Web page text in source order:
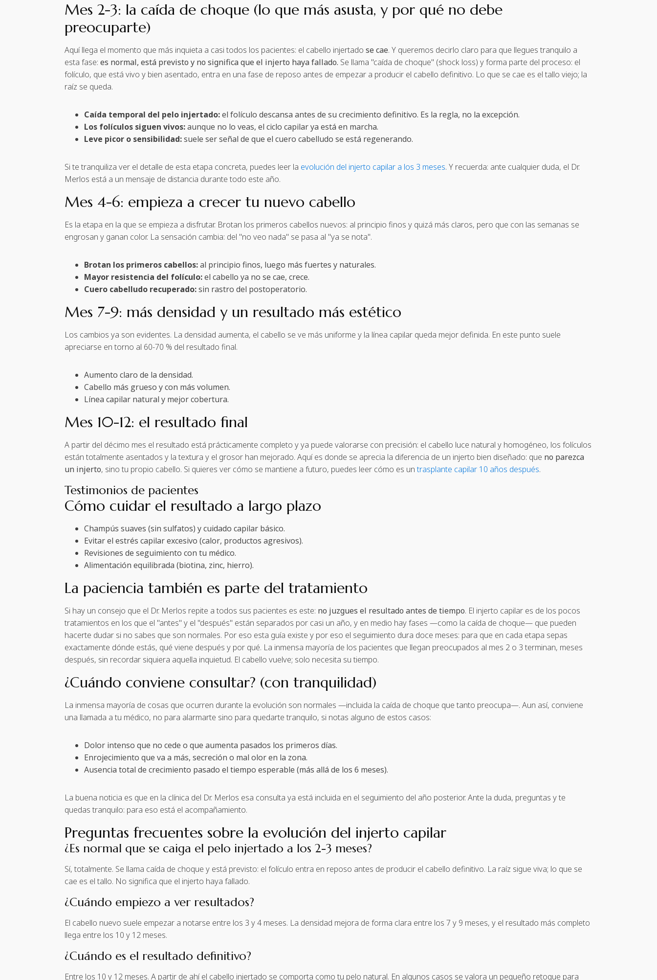
Mes 2-3: la caída de choque (lo que más asusta, y por qué no debe
preocuparte)
Aquí llega el momento que más inquieta a casi todos los pacientes: el cabello injertado se cae. Y queremos decirlo claro para que llegues tranquilo a
esta fase: es normal, está previsto y no significa que el injerto haya fallado. Se llama "caída de choque" (shock loss) y forma parte del proceso: el
folículo, que está vivo y bien asentado, entra en una fase de reposo antes de empezar a producir el cabello definitivo. Lo que se cae es el tallo viejo; la
raíz se queda.
Caída temporal del pelo injertado:el folículo descansa antes de su crecimiento definitivo. Es la regla, no la excepción.
Los folículos siguen vivos:aunque no lo veas, el ciclo capilar ya está en marcha.
Leve picor o sensibilidad:suele ser señal de que el cuero cabelludo se está regenerando.
Si te tranquiliza ver el detalle de esta etapa concreta, puedes leer la evolución del injerto capilar a los 3 meses. Y recuerda: ante cualquier duda, el Dr.
Merlos está a un mensaje de distancia durante todo este año.
Mes 4-6: empieza a crecer tu nuevo cabello
Es la etapa en la que se empieza a disfrutar. Brotan los primeros cabellos nuevos: al principio finos y quizá más claros, pero que con las semanas se
engrosan y ganan color. La sensación cambia: del "no veo nada" se pasa al "ya se nota".
Brotan los primeros cabellos:al principio finos, luego más fuertes y naturales.
Mayor resistencia del folículo:el cabello ya no se cae, crece.
Cuero cabelludo recuperado:sin rastro del postoperatorio.
Mes 7-9: más densidad y un resultado más estético
Los cambios ya son evidentes. La densidad aumenta, el cabello se ve más uniforme y la línea capilar queda mejor definida. En este punto suele
apreciarse en torno al 60-70 % del resultado final.
Aumento claro de la densidad.
Cabello más grueso y con más volumen.
Línea capilar natural y mejor cobertura.
Mes 10-12: el resultado final
A partir del décimo mes el resultado está prácticamente completo y ya puede valorarse con precisión: el cabello luce natural y homogéneo, los folículos
están totalmente asentados y la textura y el grosor han mejorado. Aquí es donde se aprecia la diferencia de un injerto bien diseñado: que no parezca
un injerto, sino tu propio cabello. Si quieres ver cómo se mantiene a futuro, puedes leer cómo es untrasplante capilar 10 años después.
Testimonios de pacientes
Cómo cuidar el resultado a largo plazo
Champús suaves (sin sulfatos) y cuidado capilar básico.
Evitar el estrés capilar excesivo (calor, productos agresivos).
Revisiones de seguimiento con tu médico.
Alimentación equilibrada (biotina, zinc, hierro).
La paciencia también es parte del tratamiento
Si hay un consejo que el Dr. Merlos repite a todos sus pacientes es este: no juzgues el resultado antes de tiempo. El injerto capilar es de los pocos
tratamientos en los que el "antes" y el "después" están separados por casi un año, y en medio hay fases —como la caída de choque— que pueden
hacerte dudar si no sabes que son normales. Por eso esta guía existe y por eso el seguimiento dura doce meses: para que en cada etapa sepas
exactamente dónde estás, qué viene después y por qué. La inmensa mayoría de los pacientes que llegan preocupados al mes 2 o 3 terminan, meses
después, sin recordar siquiera aquella inquietud. El cabello vuelve; solo necesita su tiempo.
¿Cuándo conviene consultar? (con tranquilidad)
La inmensa mayoría de cosas que ocurren durante la evolución son normales —incluida la caída de choque que tanto preocupa—. Aun así, conviene
una llamada a tu médico, no para alarmarte sino para quedarte tranquilo, si notas alguno de estos casos:
Dolor intenso que no cede o que aumenta pasados los primeros días.
Enrojecimiento que va a más, secreción o mal olor en la zona.
Ausencia total de crecimiento pasado el tiempo esperable (más allá de los 6 meses).
La buena noticia es que en la clínica del Dr. Merlos esa consulta ya está incluida en el seguimiento del año posterior. Ante la duda, preguntas y te
quedas tranquilo: para eso está el acompañamiento.
Preguntas frecuentes sobre la evolución del injerto capilar
¿Es normal que se caiga el pelo injertado a los 2-3 meses?
Sí, totalmente. Se llama caída de choque y está previsto: el folículo entra en reposo antes de producir el cabello definitivo. La raíz sigue viva; lo que se
cae es el tallo. No significa que el injerto haya fallado.
¿Cuándo empiezo a ver resultados?
El cabello nuevo suele empezar a notarse entre los 3 y 4 meses. La densidad mejora de forma clara entre los 7 y 9 meses, y el resultado más completo
llega entre los 10 y 12 meses.
¿Cuándo es el resultado definitivo?
Entre los 10 y 12 meses. A partir de ahí el cabello injertado se comporta como tu pelo natural. En algunos casos se valora un pequeño retoque para